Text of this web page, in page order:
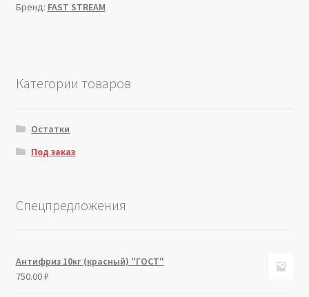
Бренд: FAST STREAM
Категории товаров
Остатки
Под заказ
Спецпредложения
Антифриз 10кг (красный) "ГОСТ"
750.00₽